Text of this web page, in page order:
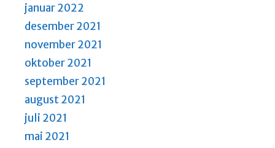
januar 2022
desember 2021
november 2021
oktober 2021
september 2021
august 2021
juli 2021
mai 2021